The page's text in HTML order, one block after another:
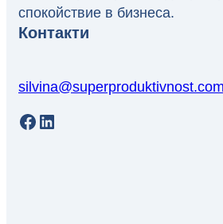
спокойствие в бизнеса.
Контакти
silvina@superproduktivnost.com
Facebook LinkedIn